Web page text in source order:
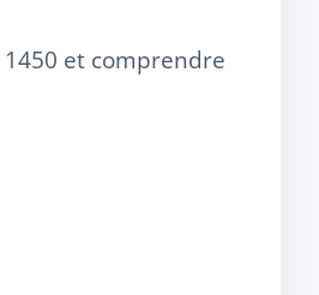
et comprendre